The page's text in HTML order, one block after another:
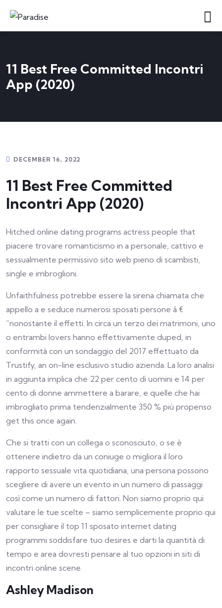
11 Best Free Committed Incontri
App (2020)
DECEMBER 16, 2022
11 Best Free Committed
Incontri App (2020)
Hitched online dating programs actress people that
piacere trovare romanticismo in a personale, cattivo e
sessualmente permissivo sito web pieno di scambisti,
single e imbroglioni.
Unfaithfulness potrebbe essere la sirena chiamata che
appello a e seduce numerosi sposati persone â €
“nonostante il effetti. In circa un terzo dei matrimoni, uno
o entrambi lovers hanno effettivamente duped, in
conformità con un sondaggio del 2017 effettuato da
Trustify, an on-line esclusivo studio azienda. La loro analisi
in aggiunta implica che 22 per cento di uomini e 14 per
cento di donne ammettere a barare, e quelle che hai
imbrogliato prima tendenzialmente 350 % più propenso
get this once again.
Che si tratti con un collega o sconosciuto, o se è
ottenere indietro da un coniuge o migliora il loro
rapporto sessuale vita quotidiana, una persona possono
scegliere di avere un evento in un numero di passaggi
così come un numero di fattori. Non siamo proprio qui
valutare le tue scelte – siamo semplicemente proprio qui
per consigliare il top 11 sposato internet dating
programmi soddisfare tuo desires e darti la quantità di
tempo e area dovresti pensare al tuo opzioni in siti di
incontri online scene.
Ashley Madison